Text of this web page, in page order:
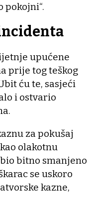
pokojni“.
upućene
prije tog teškog
ću te, sasjeći
i ostvario
za pokušaj
olakotnu
bitno smanjeno
se uskoro
kazne,